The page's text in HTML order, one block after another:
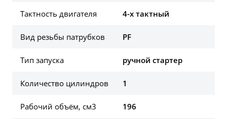
Тактность двигателя 4-х тактный
Вид резьбы патрубков PF
Тип запуска ручной стартер
Количество цилиндров 1
Рабочий объём, см3 196